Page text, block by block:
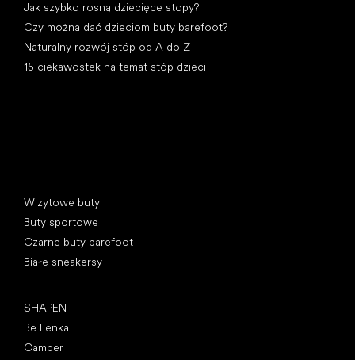
Jak szybko rosną dziecięce stopy?
Czy można dać dzieciom buty barefoot?
Naturalny rozwój stóp od A do Z
15 ciekawostek na temat stóp dzieci
Wizytowe buty
Buty sportowe
Czarne buty barefoot
Białe sneakersy
SHAPEN
Be Lenka
Camper